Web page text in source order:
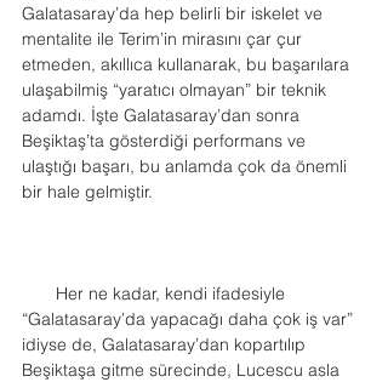
Galatasaray’da hep belirli bir iskelet ve
mentalite ile Terim’in mirasını çar çur
etmeden, akıllıca kullanarak, bu başarılara
ulaşabilmiş “yaratıcı olmayan” bir teknik
adamdı. İşte Galatasaray’dan sonra
Beşiktaş’ta gösterdiği performans ve
ulaştığı başarı, bu anlamda çok da önemli
bir hale gelmiştir.
Her ne kadar, kendi ifadesiyle
“Galatasaray’da yapacağı daha çok iş var”
idiyse de, Galatasaray’dan kopartılıp
Beşiktaşa gitme sürecinde, Lucescu asla